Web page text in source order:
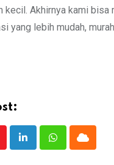
kecil. Akhirnya kami bisa
yang lebih mudah,
LinkedInWhatsappCloud